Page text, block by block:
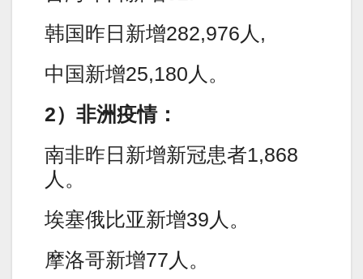
韩国昨日新增282,976人,
中国新增25,180人。
2）非洲疫情：
南非昨日新增新冠患者1,868
人。
埃塞俄比亚新增39人。
摩洛哥新增77人。